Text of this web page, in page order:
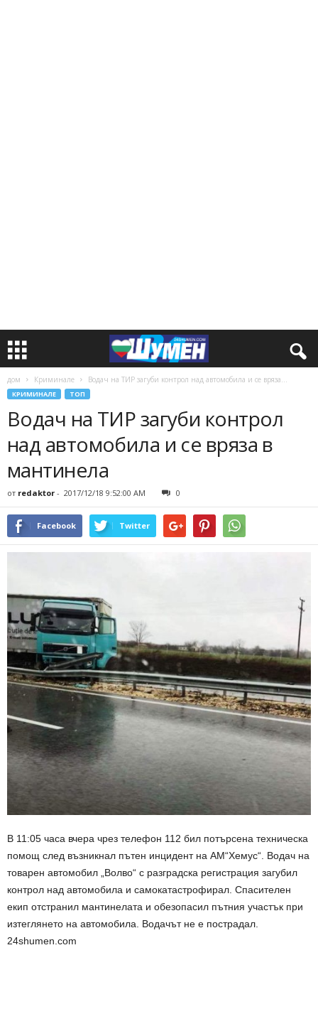
дом Криминале Водач на ТИР загуби контрол над автомобила и се вряза...
КРИМИНАЛЕ ТОП
Водач на ТИР загуби контрол
над автомобила и се вряза в
мантинела
от redaktor - 2017/12/18 9:52:00 AM 0
Facebook Twitter
В 11:05 часа вчера чрез телефон 112 бил потърсена техническа
помощ след възникнал пътен инцидент на АМ“Хемус“. Водач на
товарен автомобил „Волво“ с разградска регистрация загубил
контрол над автомобила и самокатастрофирал. Спасителен
екип отстранил мантинелата и обезопасил пътния участък при
изтеглянето на автомобила. Водачът не е пострадал.
24shumen.com